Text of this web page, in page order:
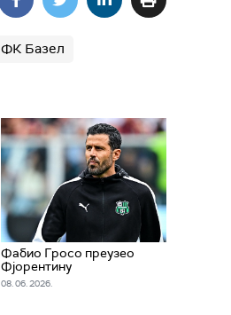
ФК Базел
Фабио Гросо преузео
Фјорентину
08. 06. 2026.